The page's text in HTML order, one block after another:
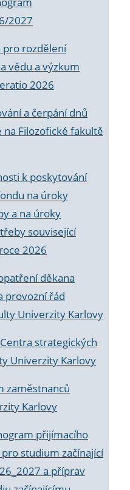
2027
pro rozdělení
vědu a výzkum
2026
a čerpání dnů
Filozofické fakultě
k poskytování
na úroky
a na úroky
související
2026
děkana
provozní řád
Univerzity Karlovy
strategických
Univerzity Karlovy
zaměstnanců
Karlovy
přijímacího
studium začínající
a příprav